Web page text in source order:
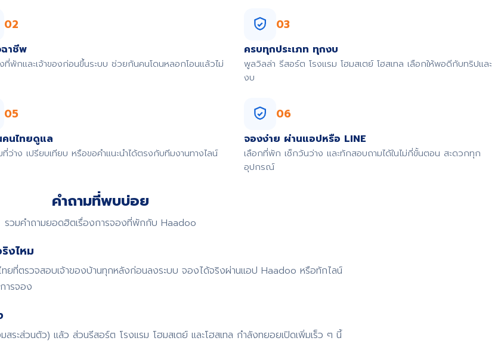
02
าชีพ
พักและเจ้าของก่อนขึ้นระบบ ช่วยกันคนโดนหลอกโอนแล้วไม่
03
ครบทุกประเภท ทุกงบ
พูลวิลล่า รีสอร์ต โรงแรม โฮมสเตย์ โฮสเทล เลือกให้พอดีกับทริปและ
งบ
05
คนไทยดูแล
ว่าง เปรียบเทียบ หรือขอคำแนะนำได้ตรงกับทีมงานทางไลน์
06
จองง่าย ผ่านแอปหรือ LINE
เลือกที่พัก เช็กวันว่าง และทักสอบถามได้ในไม่กี่ขั้นตอน สะดวกทุก
อุปกรณ์
คำถามที่พบบ่อย
รวมคำถามยอดฮิตเรื่องการจองที่พักกับ Haadoo
งไหม
ที่ตรวจสอบเจ้าของบ้านทุกหลังก่อนลงระบบ จองได้จริงผ่านแอป Haadoo หรือทักไลน์
ารจอง
ะส่วนตัว) แล้ว ส่วนรีสอร์ต โรงแรม โฮมสเตย์ และโฮสเทล กำลังทยอยเปิดเพิ่มเร็ว ๆ นี้